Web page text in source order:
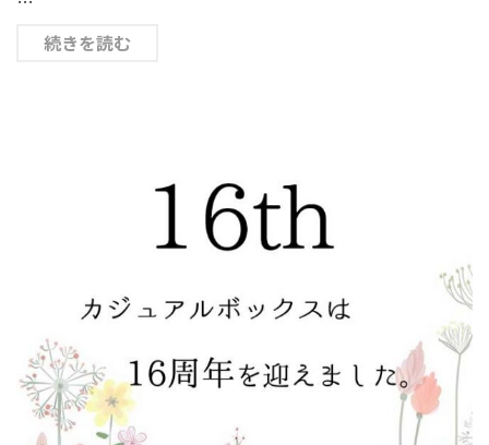
続きを読む